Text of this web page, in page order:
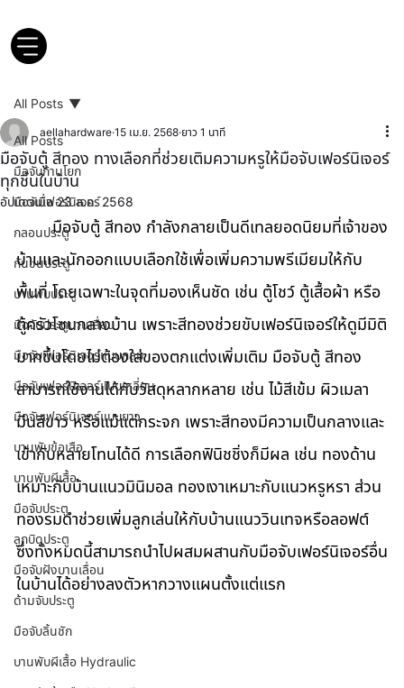
All Posts
มือจับก้านโยก
มือจับเฟอร์นิเจอร์
กลอนประตู
กันชนประตู
บานพับประตู
มือจับประตูบานเลื่อน
มือจับเฟอร์นิเจอร์แบบกลม
มือจับเฟอร์นิเจอร์แบบเหลี่ยม
มือจับเฟอร์นิเจอร์แบบยาว
บานพับข้อเสือ
บานพับผีเสื้อ
มือจับประตู
ลูกบิดประตู
มือจับฝังบานเลื่อน
ด้ามจับประตู
มือจับลิ้นชัก
บานพับผีเสื้อ Hydraulic
All Posts
มือจับตู้ สีทอง ทางเลือกที่ช่วยเติมความหรูให้มือจับเฟอร์นิเจอร์
ทุกชิ้นในบ้าน
aellahardware 15 เม.ย. 2568 ยาว 1 นาที
อัปเดตเมื่อ23 ส.ค. 2568
	มือจับตู้ สีทอง กำลังกลายเป็นดีเทลยอดนิยมที่เจ้าของ
บ้านและนักออกแบบเลือกใช้เพื่อเพิ่มความพรีเมียมให้กับ
พื้นที่ โดยเฉพาะในจุดที่มองเห็นชัด เช่น ตู้โชว์ ตู้เสื้อผ้า หรือ
ตู้ครัวโซนกลางบ้าน เพราะสีทองช่วยขับเฟอร์นิเจอร์ให้ดูมีมิติ
มากขึ้นโดยไม่ต้องใส่ของตกแต่งเพิ่มเติม มือจับตู้ สีทอง
สามารถใช้งานได้กับวัสดุหลากหลาย เช่น ไม้สีเข้ม ผิวเมลา
มีนสีขาว หรือแม้แต่กระจก เพราะสีทองมีความเป็นกลางและ
เข้ากับหลายโทนได้ดี การเลือกฟินิชชิ่งก็มีผล เช่น ทองด้าน
เหมาะกับบ้านแนวมินิมอล ทองเงาเหมาะกับแนวหรูหรา ส่วน
ทองรมดำช่วยเพิ่มลูกเล่นให้กับบ้านแนววินเทจหรือลอฟต์
ซึ่งทั้งหมดนี้สามารถนำไปผสมผสานกับมือจับเฟอร์นิเจอร์อื่น
ในบ้านได้อย่างลงตัวหากวางแผนตั้งแต่แรก